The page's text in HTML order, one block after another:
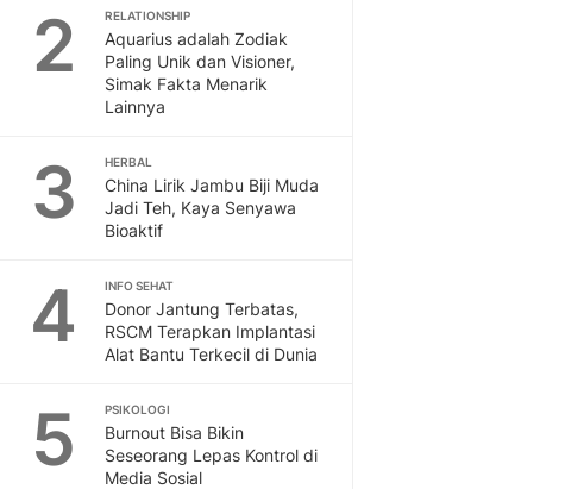
2 RELATIONSHIP
Aquarius adalah Zodiak
Paling Unik dan Visioner,
Simak Fakta Menarik
Lainnya
3 HERBAL
China Lirik Jambu Biji Muda
Jadi Teh, Kaya Senyawa
Bioaktif
4 INFO SEHAT
Donor Jantung Terbatas,
RSCM Terapkan Implantasi
Alat Bantu Terkecil di Dunia
5 PSIKOLOGI
Burnout Bisa Bikin
Seseorang Lepas Kontrol di
Media Sosial